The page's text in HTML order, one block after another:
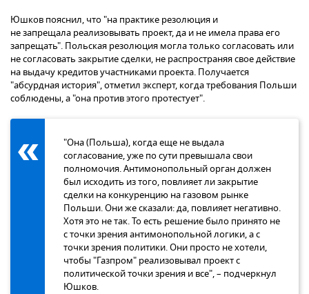
Юшков пояснил, что "на практике резолюция и
не запрещала реализовывать проект, да и не имела права его
запрещать". Польская резолюция могла только согласовать или
не согласовать закрытие сделки, не распространяя свое действие
на выдачу кредитов участниками проекта. Получается
"абсурдная история", отметил эксперт, когда требования Польши
соблюдены, а "она против этого протестует".
"Она (Польша), когда еще не выдала
согласование, уже по сути превышала свои
полномочия. Антимонопольный орган должен
был исходить из того, повлияет ли закрытие
сделки на конкуренцию на газовом рынке
Польши. Они же сказали: да, повлияет негативно.
Хотя это не так. То есть решение было принято не
с точки зрения антимонопольной логики, а с
точки зрения политики. Они просто не хотели,
чтобы "Газпром" реализовывал проект с
политической точки зрения и все", – подчеркнул
Юшков.